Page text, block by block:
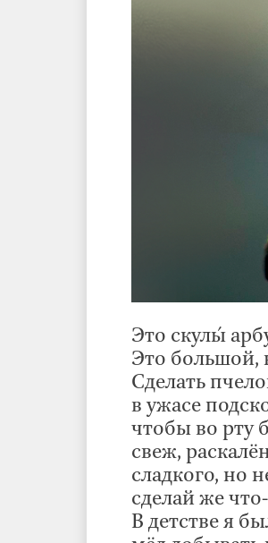
Это скулы́
Это большой,
Сделать
в ужасе
чтобы во рту
свеж,
сладкого, но
сделай же
В детстве я